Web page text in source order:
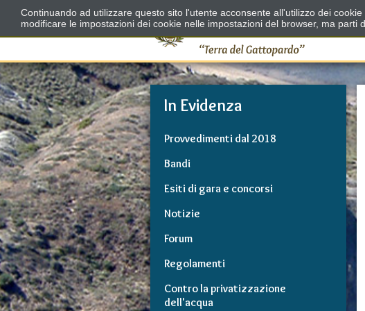
In Evidenza
Provvedimenti dal 2018
Bandi
Esiti di gara e concorsi
Notizie
Forum
Regolamenti
Contro la privatizzazione
dell'acqua
Continuando ad utilizzare questo sito l'utente acconsente all'utilizzo dei
modificare le impostazioni dei cookie nelle impostazioni del browser, ma parti